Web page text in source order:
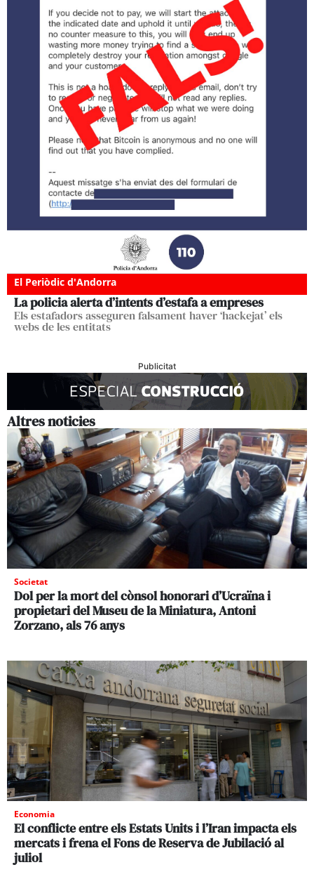
El Periòdic d'Andorra
La policia alerta d’intents d’estafa a empreses
Els estafadors asseguren falsament haver ‘hackejat’ els
webs de les entitats
Publicitat
Altres noticies
Societat
Dol per la mort del cònsol honorari d’Ucraïna i
propietari del Museu de la Miniatura, Antoni
Zorzano, als 76 anys
Economia
El conflicte entre els Estats Units i l’Iran impacta els
mercats i frena el Fons de Reserva de Jubilació al
juliol